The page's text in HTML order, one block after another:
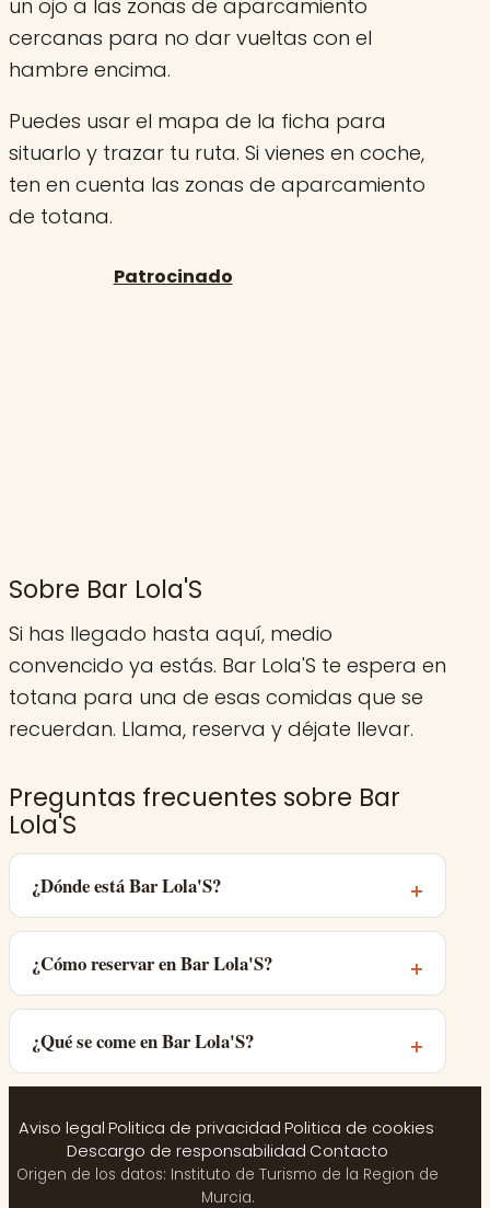
un ojo a las zonas de aparcamiento
cercanas para no dar vueltas con el
hambre encima.
Puedes usar el mapa de la ficha para
situarlo y trazar tu ruta. Si vienes en coche,
ten en cuenta las zonas de aparcamiento
de totana.
Sobre Bar Lola'S
Si has llegado hasta aquí, medio
convencido ya estás. Bar Lola'S te espera en
totana para una de esas comidas que se
recuerdan. Llama, reserva y déjate llevar.
Preguntas frecuentes sobre Bar
Lola'S
¿Dónde está Bar Lola'S?
¿Cómo reservar en Bar Lola'S?
¿Qué se come en Bar Lola'S?
Aviso legal·Politica de privacidad·Politica de cookies·
Descargo de responsabilidad·Contacto
Origen de los datos: Instituto de Turismo de la Region de
Murcia.